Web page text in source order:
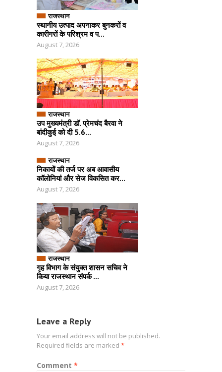
राजस्थान
स्थानीय उत्पाद अपनाकर बुनकरों व
कारीगरों के परिश्रम व प...
August 7, 2026
राजस्थान
उप मुख्यमंत्री डॉ. प्रेमचंद बैरवा ने
बांदीकुई को दी 5.6...
August 7, 2026
राजस्थान
निकायों की तर्ज पर अब आवासीय
कॉलोनियां और सेज विकसित कर...
August 7, 2026
राजस्थान
गृह विभाग के संयुक्त शासन सचिव ने
किया राजस्थान संपर्क ...
August 7, 2026
Leave a Reply
Your email address will not be published.
Required fields are marked *
Comment *